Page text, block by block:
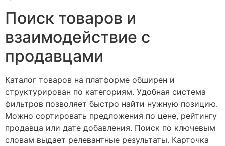
Поиск товаров и
взаимодействие с
продавцами
Каталог товаров на платформе обширен и
структурирован по категориям. Удобная система
фильтров позволяет быстро найти нужную позицию.
Можно сортировать предложения по цене, рейтингу
продавца или дате добавления. Поиск по ключевым
словам выдает релевантные результаты. Карточка